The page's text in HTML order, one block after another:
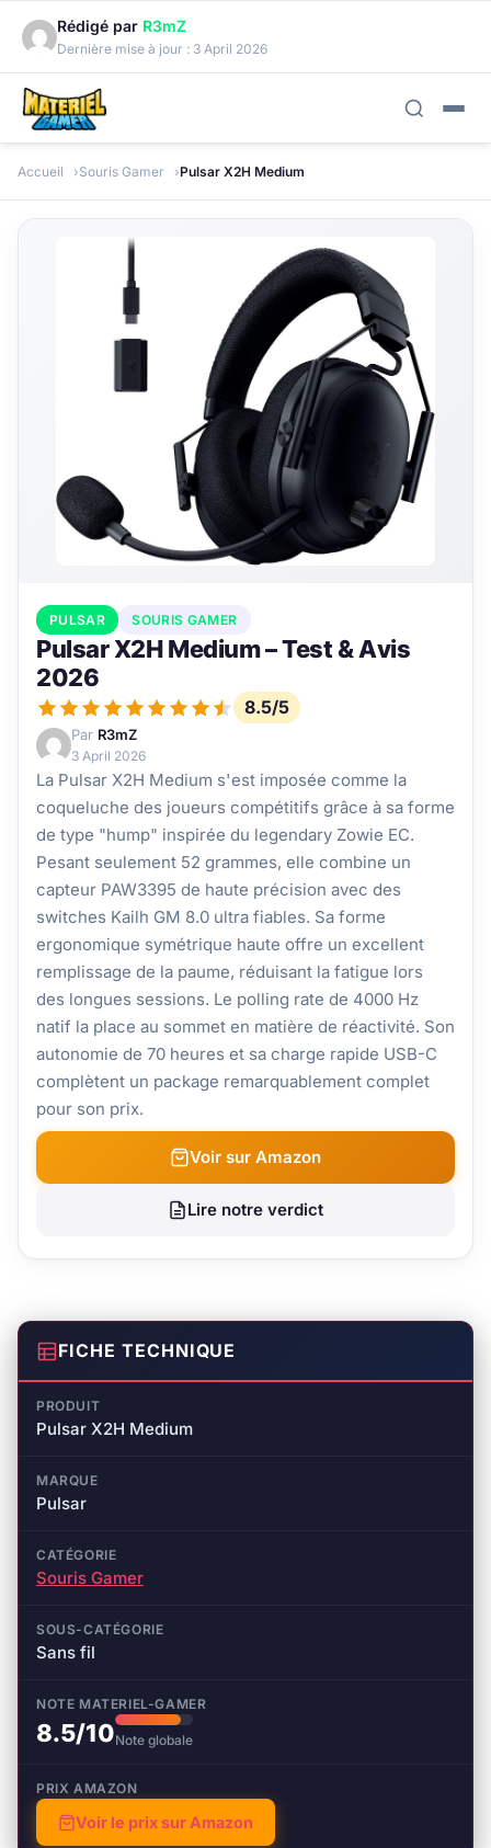
Rédigé par R3mZ
Dernière mise à jour : 3 April 2026
Accueil Souris Gamer Pulsar X2H Medium
PULSAR SOURIS GAMER
Pulsar X2H Medium – Test & Avis
2026
8.5/5
Par R3mZ
3 April 2026
La Pulsar X2H Medium s'est imposée comme la
coqueluche des joueurs compétitifs grâce à sa forme
de type "hump" inspirée du legendary Zowie EC.
Pesant seulement 52 grammes, elle combine un
capteur PAW3395 de haute précision avec des
switches Kailh GM 8.0 ultra fiables. Sa forme
ergonomique symétrique haute offre un excellent
remplissage de la paume, réduisant la fatigue lors
des longues sessions. Le polling rate de 4000 Hz
natif la place au sommet en matière de réactivité. Son
autonomie de 70 heures et sa charge rapide USB-C
complètent un package remarquablement complet
pour son prix.
Voir sur Amazon
Lire notre verdict
FICHE TECHNIQUE
PRODUIT
Pulsar X2H Medium
MARQUE
Pulsar
CATÉGORIE
Souris Gamer
SOUS-CATÉGORIE
Sans fil
NOTE MATERIEL-GAMER
8.5/10Note globale
PRIX AMAZON
Voir le prix sur Amazon